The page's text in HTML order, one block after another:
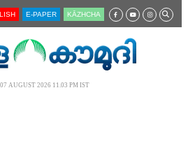
E-PAPER KĀZHCHA
AUGUST 2026 11.03 PM IST